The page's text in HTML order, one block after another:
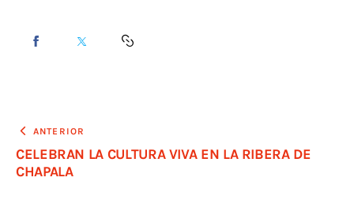
ANTERIOR
CELEBRAN LA CULTURA VIVA EN LA RIBERA DE
CHAPALA